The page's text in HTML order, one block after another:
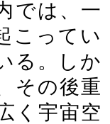
では、一
こってい
る。しか
その後重
く宇宙空